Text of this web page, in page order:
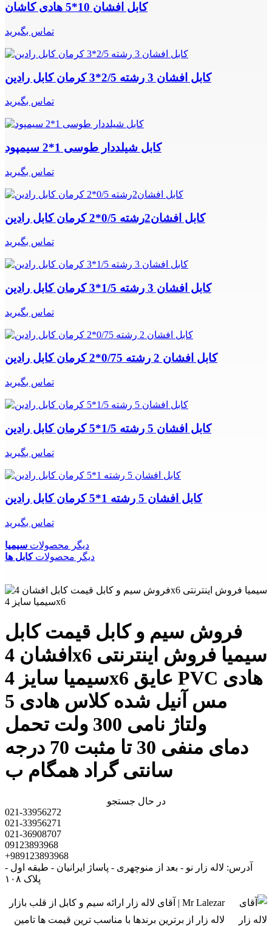
کابل افشان 10*5 هادی کاشان
تماس بگیرید
کابل افشان 3 رشته 2/5*3 کرمان کابل رادین
تماس بگیرید
کابل شیلددار طوسی 1*2 سیمپود
تماس بگیرید
کابل افشان2رشته 0/5*2 کرمان کابل رادین
تماس بگیرید
کابل افشان 3 رشته 1/5*3 کرمان کابل رادین
تماس بگیرید
کابل افشان 2 رشته 0/75*2 کرمان کابل رادین
تماس بگیرید
کابل افشان 5 رشته 1/5*5 کرمان کابل رادین
تماس بگیرید
کابل افشان 5 رشته 1*5 کرمان کابل رادین
تماس بگیرید
دیگر محصولات سیمیا
دیگر محصولاتکابل ها
فروش سیم و کابل قیمت کابل
افشان 4x6 سیمیا فروش اینترنتی
سیمیا سایز 4x6 عایق PVC هادی
مس آنیل شده کلاس هادی 5
ولتاژ نامی 300 ولت تحمل
دمای منفی 30 تا مثبت 70 درجه
سانتی گراد همگام ب
در حال جستجو
021-33956272
021-33956271
021-36908707
09123893968
+989123893968
آدرس: لاله زار نو - بعد از منوچهری - پاساژ ایرانیان - طبقه اول -
پلاک ۱۰۸
Mr Lalezar | آقای لاله زار ارائه سیم و کابل از قلب بازار
لاله زار از برترین برندها با مناسب ترین قیمت ها تامین